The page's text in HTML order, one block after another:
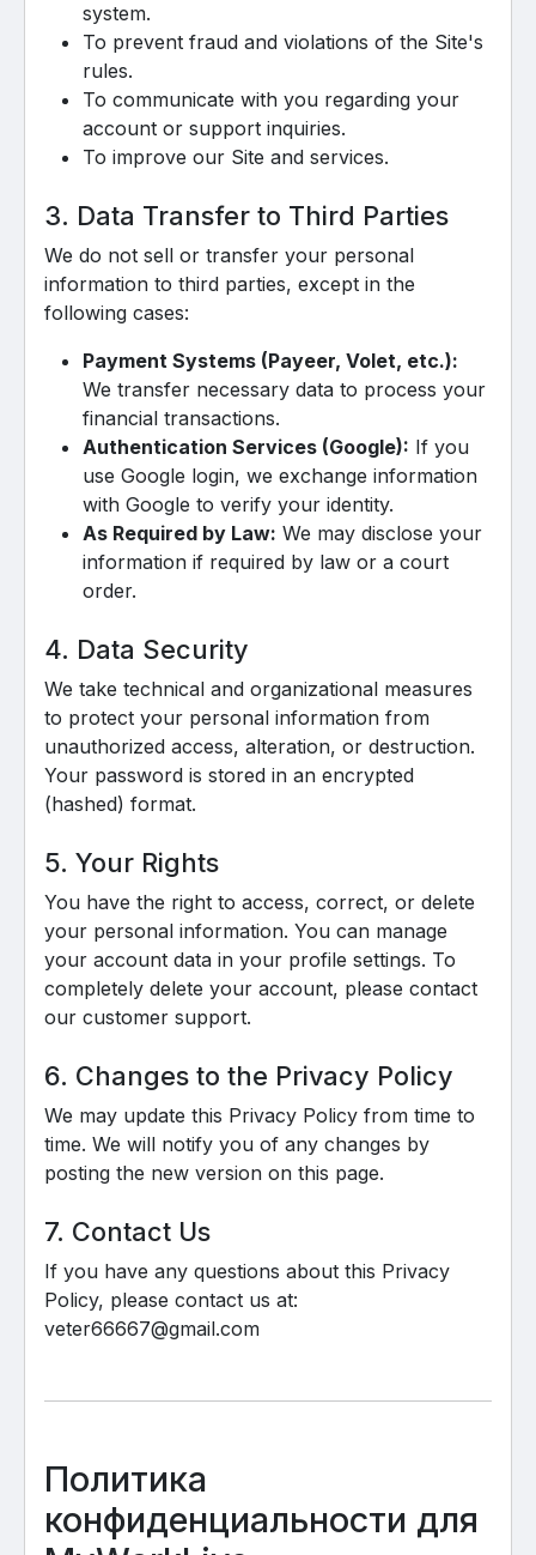
system.
To prevent fraud and violations of the Site's
rules.
To communicate with you regarding your
account or support inquiries.
To improve our Site and services.
3. Data Transfer to Third Parties
We do not sell or transfer your personal
information to third parties, except in the
following cases:
Payment Systems (Payeer, Volet, etc.):
We transfer necessary data to process your
financial transactions.
Authentication Services (Google): If you
use Google login, we exchange information
with Google to verify your identity.
As Required by Law: We may disclose your
information if required by law or a court
order.
4. Data Security
We take technical and organizational measures
to protect your personal information from
unauthorized access, alteration, or destruction.
Your password is stored in an encrypted
(hashed) format.
5. Your Rights
You have the right to access, correct, or delete
your personal information. You can manage
your account data in your profile settings. To
completely delete your account, please contact
our customer support.
6. Changes to the Privacy Policy
We may update this Privacy Policy from time to
time. We will notify you of any changes by
posting the new version on this page.
7. Contact Us
If you have any questions about this Privacy
Policy, please contact us at:
veter66667@gmail.com
Политика
конфиденциальности для